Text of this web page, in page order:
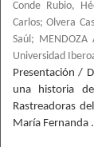
Conde Rubio,
Carlos; Olvera
Saúl; MENDOZA
Universidad
Presentación /
una historia
Rastreadoras
María Fernanda